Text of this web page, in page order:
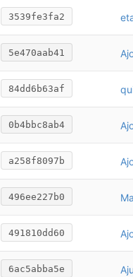
3539fe3fa2
5e470aab41
84dd6b63af
0b4bbc8ab4
a258f8097b
496ee227b0
491810dd60
6ac5abba5e